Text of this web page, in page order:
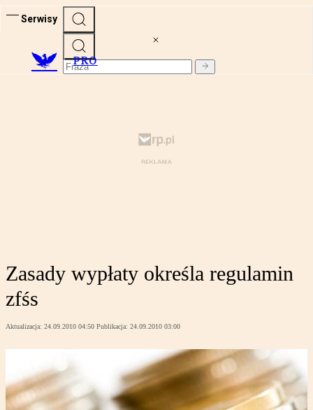
Serwisy
PRO
Zasady wypłaty określa regulamin
zfśs
Aktualizacja: 24.09.2010 04:50 Publikacja: 24.09.2010 03:00